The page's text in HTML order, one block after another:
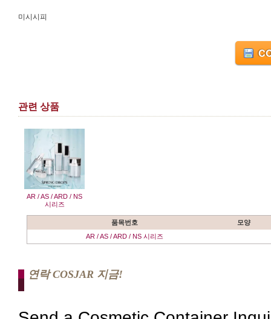
미시시피
관련 상품
AR / AS / ARD / NS
시리즈
품목번호
모양
AR / AS / ARD / NS 시리즈
연락 COSJAR 지금!